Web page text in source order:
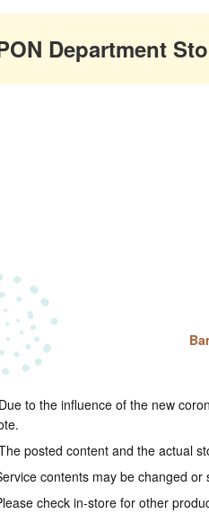
Department
to the influence of the new
posted content and the actual
contents may be changed
check in-store for other